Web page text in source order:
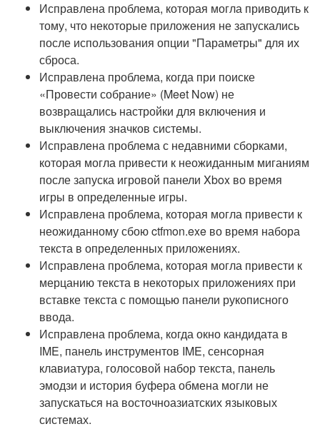
Исправлена проблема, которая могла приводить к
тому, что некоторые приложения не запускались
после использования опции "Параметры" для их
сброса.
Исправлена проблема, когда при поиске
«Провести собрание» (Meet Now) не
возвращались настройки для включения и
выключения значков системы.
Исправлена проблема с недавними сборками,
которая могла привести к неожиданным миганиям
после запуска игровой панели Xbox во время
игры в определенные игры.
Исправлена проблема, которая могла привести к
неожиданному сбою ctfmon.exe во время набора
текста в определенных приложениях.
Исправлена проблема, которая могла привести к
мерцанию текста в некоторых приложениях при
вставке текста с помощью панели рукописного
ввода.
Исправлена проблема, когда окно кандидата в
IME, панель инструментов IME, сенсорная
клавиатура, голосовой набор текста, панель
эмодзи и история буфера обмена могли не
запускаться на восточноазиатских языковых
системах.